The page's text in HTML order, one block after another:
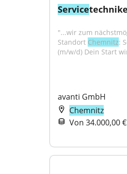
Service
"...wir zum
Standort Chemnitz:
(m/w/d) Dein Start
avanti GmbH
Chemnitz
Von 34.000,00